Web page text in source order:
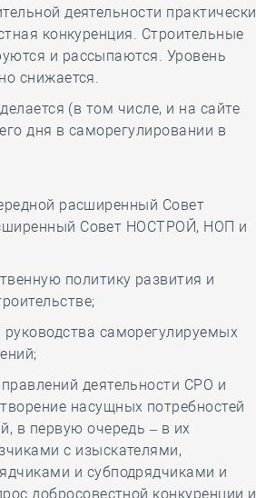
деятельности практически
конкуренция. Строительные
и рассыпаются. Уровень
снижается.
(в том числе, и на сайте
дня в саморегулировании в
расширенный Совет
Совет НОСТРОЙ, НОП и
политику развития и
саморегулируемых
деятельности СРО и
насущных потребностей
в первую очередь – в их
с изыскателями,
и субподрядчиками и
добросовестной конкуренции и